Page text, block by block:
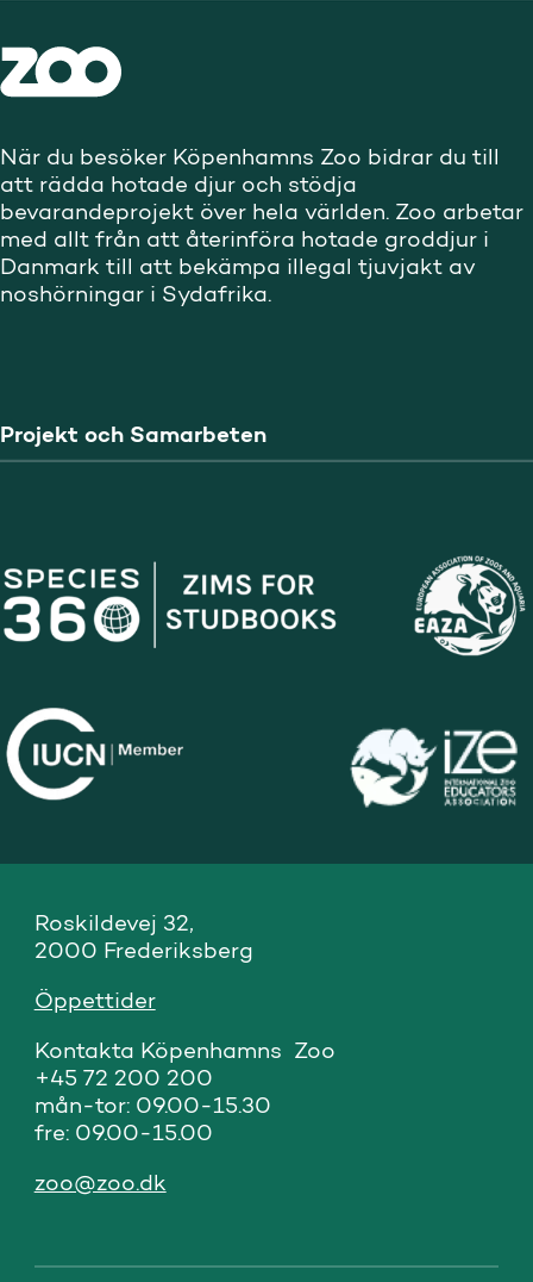
När du besöker Köpenhamns Zoo bidrar du till
att rädda hotade djur och stödja
bevarandeprojekt över hela världen. Zoo arbetar
med allt från att återinföra hotade groddjur i
Danmark till att bekämpa illegal tjuvjakt av
noshörningar i Sydafrika.
Projekt och Samarbeten
Roskildevej 32,
2000 Frederiksberg
Öppettider
Kontakta Köpenhamns  Zoo
+45 72 200 200
mån-tor: 09.00-15.30
fre: 09.00-15.00
zoo@zoo.dk